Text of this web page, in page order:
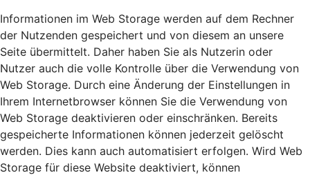
Informationen im Web Storage werden auf dem Rechner
der Nutzenden gespeichert und von diesem an unsere
Seite übermittelt. Daher haben Sie als Nutzerin oder
Nutzer auch die volle Kontrolle über die Verwendung von
Web Storage. Durch eine Änderung der Einstellungen in
Ihrem Internetbrowser können Sie die Verwendung von
Web Storage deaktivieren oder einschränken. Bereits
gespeicherte Informationen können jederzeit gelöscht
werden. Dies kann auch automatisiert erfolgen. Wird Web
Storage für diese Website deaktiviert, können